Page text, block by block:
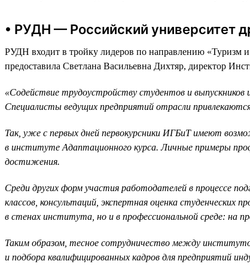
• РУДН — Российский университет
РУДН входит в тройку лидеров по направлению «Туризм и
предоставила Светлана Васильевна Дихтяр, директор
«Содействие трудоустройству студентов и
Специалисты ведущих предприятий отрасли
Так, уже с первых дней первокурсники ИГБиТ имеют
в институте Адаптационного курса. Личные примеры
достижения.
Среди других форм участия работодателей в процессе
классов, консультаций, экспертная оценка
в стенах института, но и в профессиональной среде: на
Таким образом, тесное сотрудничество между
и подбора квалифицированных кадров для предприятий